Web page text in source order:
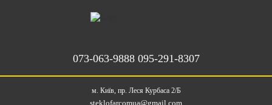
073-063-9888 095-291-8307
м. Київ, пр. Леся Курбаса 2/Б
steklofarcomua@gmail.com